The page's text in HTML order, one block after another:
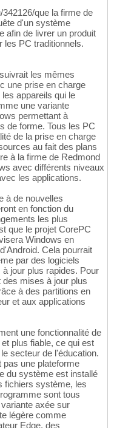
que la firme de
d'un système
afin de livrer un produit
les PC traditionnels.
les mêmes
une prise en charge
appareils qui le
une variante
permettant à
de forme. Tous les PC
de la prise en charge
au fait des plans
à la firme de Redmond
avec différents niveaux
les applications.
à de nouvelles
en fonction du
les plus
que le projet CorePC
Windows en
Cela pourrait
par des logiciels
jour plus rapides. Pour
des mises à jour plus
à des partitions en
et aux applications
une fonctionnalité de
plus fiable, ce qui est
secteur de l'éducation.
pas une plateforme
du système est installé
fichiers système, les
sont tous
axée sur
légère comme
Edge, des